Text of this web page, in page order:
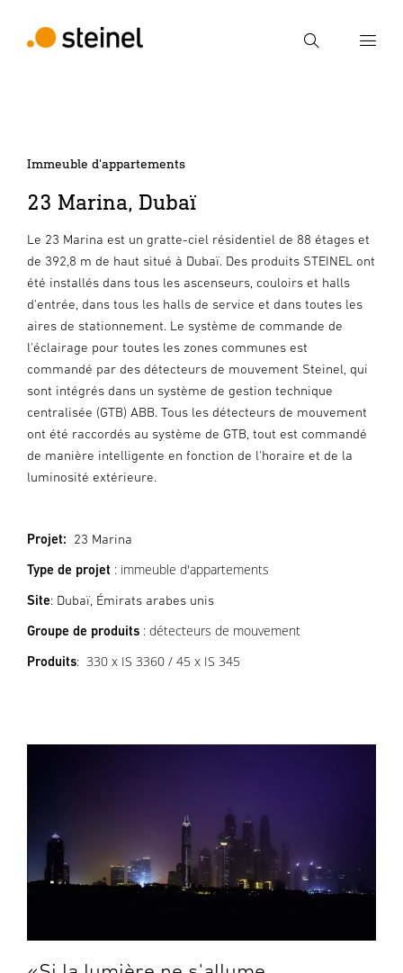
Recherche
Immeuble d'appartements
23 Marina, Dubaï
Le 23 Marina est un gratte-ciel résidentiel de 88 étages et
de 392,8 m de haut situé à Dubaï. Des produits STEINEL ont
été installés dans tous les ascenseurs, couloirs et halls
d'entrée, dans tous les halls de service et dans toutes les
aires de stationnement. Le système de commande de
l'éclairage pour toutes les zones communes est
commandé par des détecteurs de mouvement Steinel, qui
sont intégrés dans un système de gestion technique
centralisée (GTB) ABB. Tous les détecteurs de mouvement
ont été raccordés au système de GTB, tout est commandé
de manière intelligente en fonction de l'horaire et de la
luminosité extérieure.
Projet: 23 Marina
Type de projet : immeuble d'appartements
Site: Dubaï, Émirats arabes unis
Groupe de produits : détecteurs de mouvement
Produits: 330 x IS 3360 / 45 x IS 345